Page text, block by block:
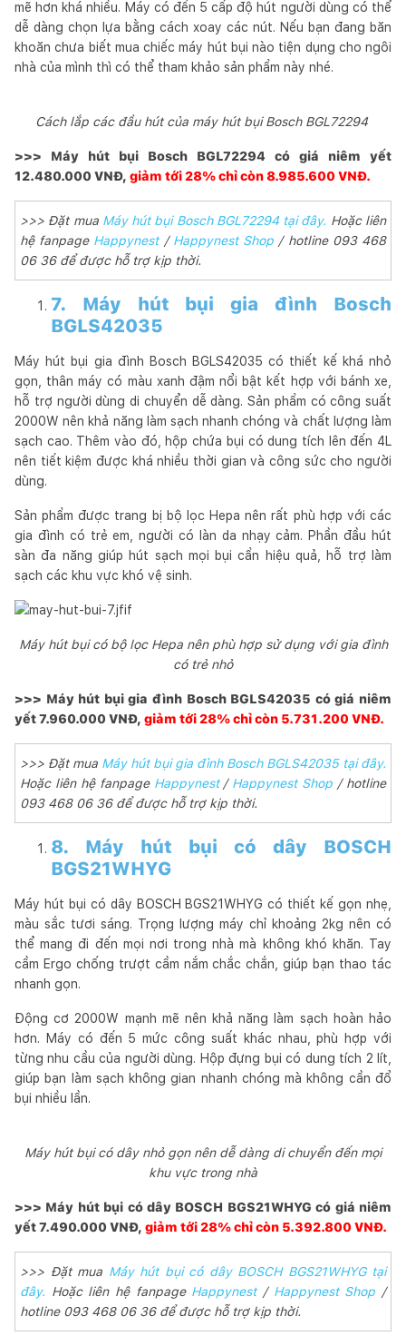
mẽ hơn khá nhiều. Máy có đến 5 cấp độ hút người dùng có thể
dễ dàng chọn lựa bằng cách xoay các nút. Nếu bạn đang băn
khoăn chưa biết mua chiếc máy hút bụi nào tiện dụng cho ngôi
nhà của mình thì có thể tham khảo sản phẩm này nhé.
Cách lắp các đầu hút của máy hút bụi Bosch BGL72294
>>> Máy hút bụi Bosch BGL72294 có giá niêm yết
12.480.000 VNĐ, giảm tới 28% chỉ còn 8.985.600 VNĐ.
>>> Đặt mua Máy hút bụi Bosch BGL72294 tại đây. Hoặc liên
hệ fanpage Happynest/ Happynest Shop / hotline 093 468
06 36 để được hỗ trợ kịp thời.
7. Máy hút bụi gia đình Bosch
BGLS42035
Máy hút bụi gia đình Bosch BGLS42035 có thiết kế khá nhỏ
gọn, thân máy có màu xanh đậm nổi bật kết hợp với bánh xe,
hỗ trợ người dùng di chuyển dễ dàng. Sản phẩm có công suất
2000W nên khả năng làm sạch nhanh chóng và chất lượng làm
sạch cao. Thêm vào đó, hộp chứa bụi có dung tích lên đến 4L
nên tiết kiệm được khá nhiều thời gian và công sức cho người
dùng.
Sản phẩm được trang bị bộ lọc Hepa nên rất phù hợp với các
gia đình có trẻ em, người có làn da nhạy cảm. Phần đầu hút
sàn đa năng giúp hút sạch mọi bụi cẩn hiệu quả, hỗ trợ làm
sạch các khu vực khó vệ sinh.
Máy hút bụi có bộ lọc Hepa nên phù hợp sử dụng với gia đình
có trẻ nhỏ
>>> Máy hút bụi gia đình Bosch BGLS42035 có giá niêm
yết 7.960.000 VNĐ, giảm tới 28% chỉ còn 5.731.200 VNĐ.
>>> Đặt mua Máy hút bụi gia đình Bosch BGLS42035 tại đây.
Hoặc liên hệ fanpage Happynest/ Happynest Shop / hotline
093 468 06 36 để được hỗ trợ kịp thời.
8. Máy hút bụi có dây BOSCH
BGS21WHYG
Máy hút bụi có dây BOSCH BGS21WHYG có thiết kế gọn nhẹ,
màu sắc tươi sáng. Trọng lượng máy chỉ khoảng 2kg nên có
thể mang đi đến mọi nơi trong nhà mà không khó khăn. Tay
cầm Ergo chống trượt cầm nắm chắc chắn, giúp bạn thao tác
nhanh gọn.
Động cơ 2000W mạnh mẽ nên khả năng làm sạch hoàn hảo
hơn. Máy có đến 5 mức công suất khác nhau, phù hợp với
từng nhu cầu của người dùng. Hộp đựng bụi có dung tích 2 lít,
giúp bạn làm sạch không gian nhanh chóng mà không cần đổ
bụi nhiều lần.
Máy hút bụi có dây nhỏ gọn nên dễ dàng di chuyển đến mọi
khu vực trong nhà
>>> Máy hút bụi có dây BOSCH BGS21WHYG có giá niêm
yết 7.490.000 VNĐ, giảm tới 28% chỉ còn 5.392.800 VNĐ.
>>> Đặt mua Máy hút bụi có dây BOSCH BGS21WHYG tại
đây. Hoặc liên hệ fanpage Happynest/ Happynest Shop /
hotline 093 468 06 36 để được hỗ trợ kịp thời.